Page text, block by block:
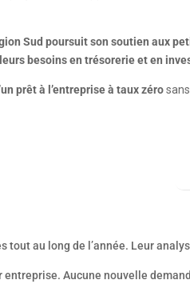
Sud poursuit son soutien aux
besoins en trésorerie et en
prêt à l’entreprise à taux zéro
tout au long de l’année. Leur
entreprise. Aucune nouvelle